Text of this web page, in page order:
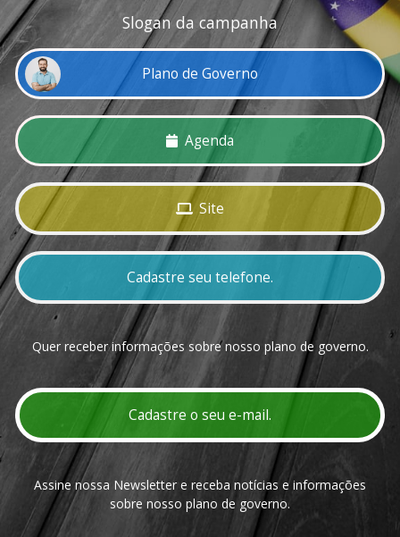
Slogan da campanha
Plano de Governo
Agenda
Site
Cadastre seu telefone.
Quer receber informações sobre nosso plano de governo.
Cadastre o seu e-mail.
Assine nossa Newsletter e receba notícias e informações
sobre nosso plano de governo.